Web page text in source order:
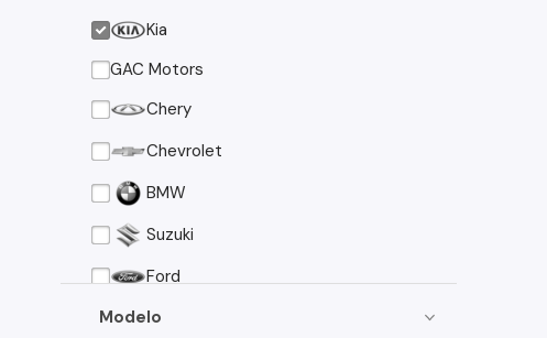
Kia
GAC Motors
Chery
Chevrolet
BMW
Suzuki
Ford
Asia Motors
Modelo